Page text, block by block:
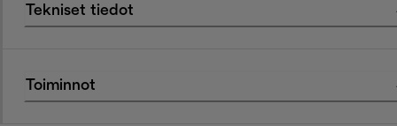
Tekniset tiedot
Toiminnot